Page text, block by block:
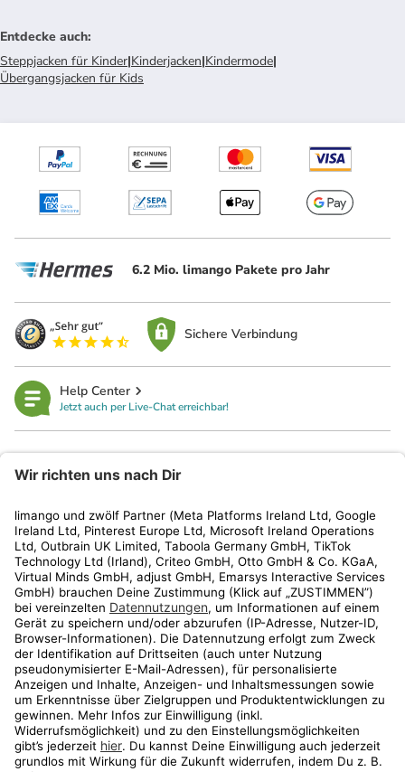
Entdecke auch:
Steppjacken für Kinder|Kinderjacken|Kindermode|
Übergangsjacken für Kids
6.2 Mio. limango Pakete pro Jahr
Sichere Verbindung
Help Center
Jetzt auch per Live-Chat erreichbar!
Kundenservice
Shop
Aktionen
Travel